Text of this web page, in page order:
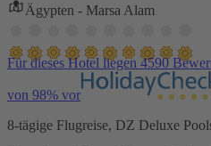
Ägypten - Marsa Alam
Für dieses Hotel liegen 4590
von 98% vor
8-tägige Flugreise, DZ Deluxe